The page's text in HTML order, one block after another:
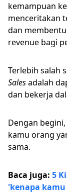
kemampuan
menceritakan
dan
revenue bagi
Terlebih salah
Salesadalah
dan bekerja
Dengan
kamu orang
sama.
Baca juga: 5
'kenapa